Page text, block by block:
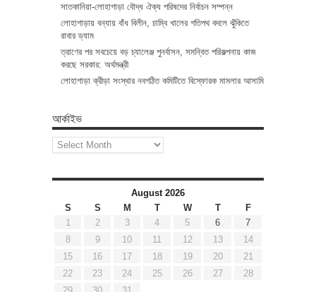
সাতকানিয়া-লোহাগাড়া বৌদ্ধ ঐক্য পরিষদের নির্বাচন সম্পন্ন
লোহাগাড়ায় বন্যায় বাঁধ বিলীন, চাম্বি খালের গতিপথ বদলে ঝুঁকিতে
রাবার ড্যাম
ত্রাণের পর সবচেয়ে বড় চ্যালেঞ্জ পুনর্বাসন, সমন্বিত পরিকল্পনায় কাজ
করছে সরকার: অর্থমন্ত্রী
লোহাগাড়া ক্রীড়া সংস্থার নবগঠিত কমিটিতে বিস্ফোরক মামলার আসামি
আর্কাইভ
আর্কাইভ
August 2026
S
S M T W T
F
1
2 3 4 5 6
7
8
9 10 11 12 13
14
15
16 17 18 19 20
21
22
23 24 25 26 27
28